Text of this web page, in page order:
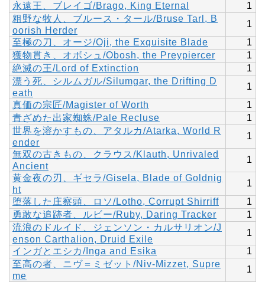
永遠王、ブレイゴ/Brago, King Eternal
1
粗野な牧人、ブルース・タール/Bruse Tarl, B
oorish Herder
1
至極の刀、オージ/Oji, the Exquisite Blade
1
獲物貫き、オボシュ/Obosh, the Preypiercer
1
絶滅の王/Lord of Extinction
1
漂う死、シルムガル/Silumgar, the Drifting D
eath
1
真価の宗匠/Magister of Worth
1
青ざめた出家蜘蛛/Pale Recluse
1
世界を溶かすもの、アタルカ/Atarka, World R
ender
1
無双の古きもの、クラウス/Klauth, Unrivaled
Ancient
1
黄金夜の刃、ギセラ/Gisela, Blade of Goldnig
ht
1
堕落した庄察頭、ロソ/Lotho, Corrupt Shirriff
1
勇敢な追跡者、ルビー/Ruby, Daring Tracker
1
流浪のドルイド、ジェンソン・カルサリオン/J
enson Carthalion, Druid Exile
1
インガとエシカ/Inga and Esika
1
至高の者、ニヴ＝ミゼット/Niv-Mizzet, Supre
me
1